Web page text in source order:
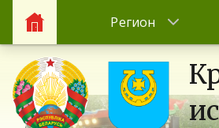
Регион